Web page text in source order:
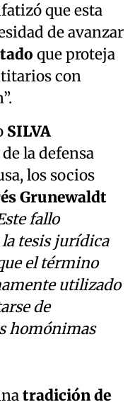
que esta
de avanzar
que proteja
con
SILVA
la defensa
los socios
Grunewaldt
fallo
tesis jurídica
el término
utilizado
de
homónimas
tradición de